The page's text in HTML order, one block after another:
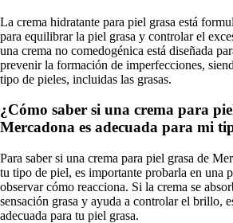
La crema hidratante para piel grasa está
para equilibrar la piel grasa y controlar el
una crema no comedogénica está diseñada
prevenir la formación de imperfecciones,
tipo de pieles, incluidas las grasas.
¿Cómo saber si una crema para
Mercadona es adecuada para mi
Para saber si una crema para piel grasa de
tu tipo de piel, es importante probarla en una
observar cómo reacciona. Si la crema se
sensación grasa y ayuda a controlar el brillo,
adecuada para tu piel grasa.